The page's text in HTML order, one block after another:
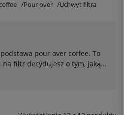
Pour over Uchwyt filtra
pour over coffee. To
na filtr decydujesz o tym, jaką
i jak ma smakować Twoja
na filtry do